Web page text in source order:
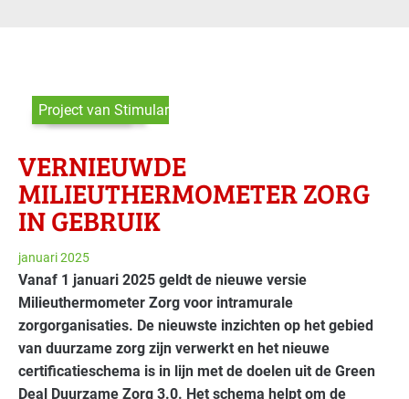
Project van Stimular
VERNIEUWDE
MILIEUTHERMOMETER ZORG
IN GEBRUIK
januari 2025
Vanaf 1 januari 2025 geldt de nieuwe versie
Milieuthermometer Zorg voor intramurale
zorgorganisaties. De nieuwste inzichten op het gebied
van duurzame zorg zijn verwerkt en het nieuwe
certificatieschema is in lijn met de doelen uit de Green
Deal Duurzame Zorg 3.0. Het schema helpt om de